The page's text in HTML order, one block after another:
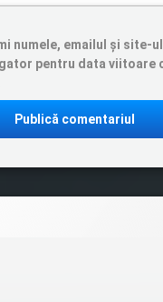
numele, emailul și site-ul
pentru data viitoare